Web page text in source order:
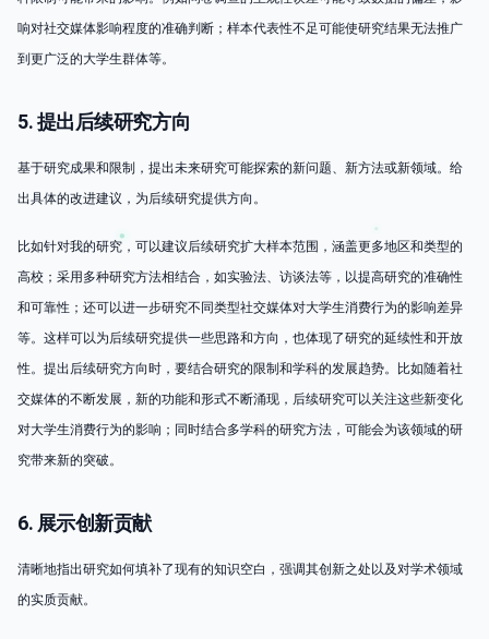
响对社交媒体影响程度的准确判断；样本代表性不足可能使研究结果无法推广
到更广泛的大学生群体等。
5. 提出后续研究方向
基于研究成果和限制，提出未来研究可能探索的新问题、新方法或新领域。给
出具体的改进建议，为后续研究提供方向。
比如针对我的研究，可以建议后续研究扩大样本范围，涵盖更多地区和类型的
高校；采用多种研究方法相结合，如实验法、访谈法等，以提高研究的准确性
和可靠性；还可以进一步研究不同类型社交媒体对大学生消费行为的影响差异
等。这样可以为后续研究提供一些思路和方向，也体现了研究的延续性和开放
性。提出后续研究方向时，要结合研究的限制和学科的发展趋势。比如随着社
交媒体的不断发展，新的功能和形式不断涌现，后续研究可以关注这些新变化
对大学生消费行为的影响；同时结合多学科的研究方法，可能会为该领域的研
究带来新的突破。
6. 展示创新贡献
清晰地指出研究如何填补了现有的知识空白，强调其创新之处以及对学术领域
的实质贡献。